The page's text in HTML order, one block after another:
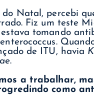
do Natal, percebi
Fiz um teste
tomando
enterococcus.
de ITU, havia
.
a trabalhar,
como